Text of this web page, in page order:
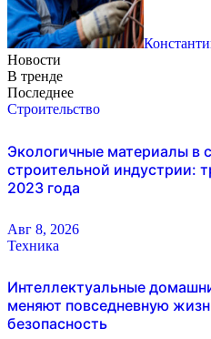
Новости
В тренде
Последнее
Строительство
Экологичные материалы в
строительной индустрии:
2023 года
Авг 8, 2026
Техника
Интеллектуальные
меняют повседневную
безопасность